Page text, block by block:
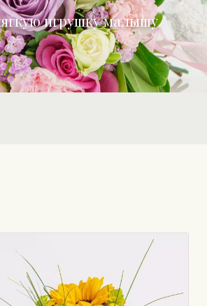
игрушку малышу.